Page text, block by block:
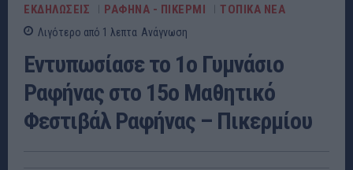
ΕΚΔΗΛΩΣΕΙΣ ΡΑΦΗΝΑ - ΠΙΚΕΡΜΙ ΤΟΠΙΚΑ ΝΕΑ
Λιγότερο από 1 λεπτα Ανάγνωση
Εντυπωσίασε το 1ο Γυμνάσιο
Ραφήνας στο 15ο Μαθητικό
Φεστιβάλ Ραφήνας – Πικερμίου